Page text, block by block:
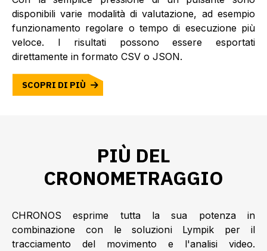
disponibili varie modalità di valutazione, ad esempio
funzionamento regolare o tempo di esecuzione più
veloce. I risultati possono essere esportati
direttamente in formato CSV o JSON.
SCOPRI DI PIÙ
PIÙ DEL
CRONOMETRAGGIO
CHRONOS esprime tutta la sua potenza in
combinazione con le soluzioni Lympik per il
tracciamento del movimento e l'analisi video.